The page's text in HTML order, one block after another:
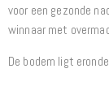
voor een gezonde
winnaar met
De bodem ligt